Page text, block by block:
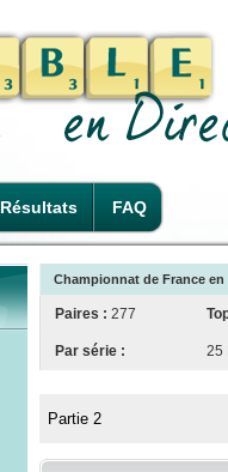
Résultats FAQ
Championnat de France en
Paires : 277
Par série : 25
Partie 2